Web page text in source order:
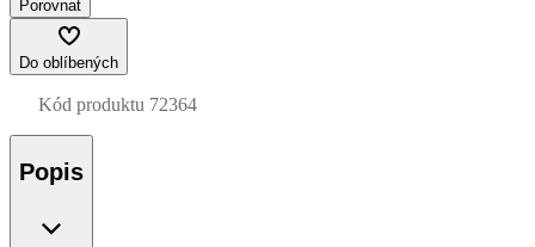
Porovnat
Do oblíbených
Kód produktu 72364
Popis